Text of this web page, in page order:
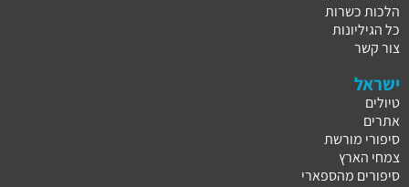
הלכות כשרות
כל הגיליונות
צור קשר
ישראל
טיולים
אתרים
סיפורי מורשת
צמחי הארץ
סיפורים מהספארי